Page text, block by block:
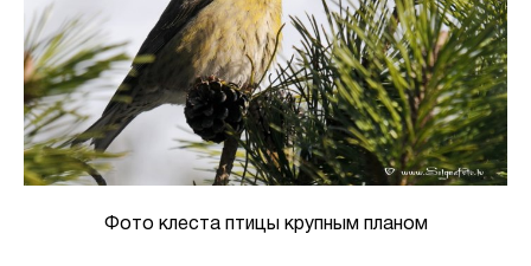
Фото клеста птицы крупным планом